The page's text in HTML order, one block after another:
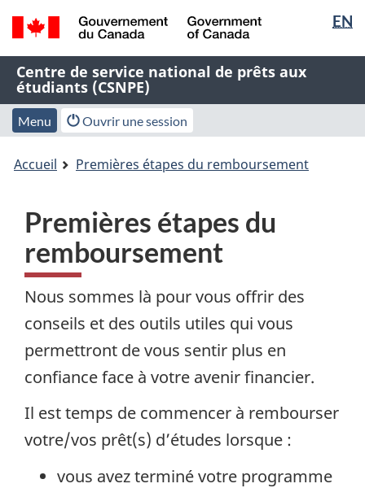
Passer
au
contenu
principal
Passer
à
« À
propos
cette
application
Passer
à
la
version
simplifiée
la
EN
/
Government
of
Canada
Nom
de
l'application
Web
Centre de service national de prêts aux
étudiants (CSNPE)
Menu
Menu
Menu
des
paramètres
compte
Ouvrir une session
êtes
Accueil Premières étapes du remboursement
Premières étapes du
remboursement
Nous sommes là pour vous offrir des
conseils et des outils utiles qui vous
permettront de vous sentir plus en
confiance face à votre avenir financier.
Il est temps de commencer à rembourser
votre/vos prêt(s) d’études lorsque :
vous avez terminé votre programme